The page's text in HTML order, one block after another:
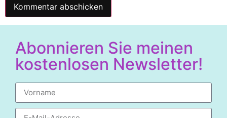
Abonnieren Sie meinen
kostenlosen Newsletter!